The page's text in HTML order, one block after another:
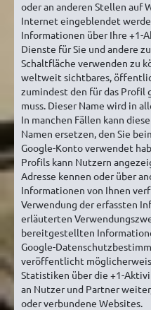
oder an anderen Stellen auf
Internet eingeblendet
Informationen über Ihre +1-
Dienste für Sie und andere
Schaltfläche verwenden zu
weltweit sichtbares,
zumindest den für das
muss. Dieser Name wird in
In manchen Fällen kann
Namen ersetzen, den Sie
Google-Konto verwendet
Profils kann Nutzern
Adresse kennen oder über
Informationen von Ihnen
Verwendung der erfassten
erläuterten
bereitgestellten
Google-
veröffentlicht
Statistiken über die +1-
an Nutzer und Partner
oder verbundene Websites.